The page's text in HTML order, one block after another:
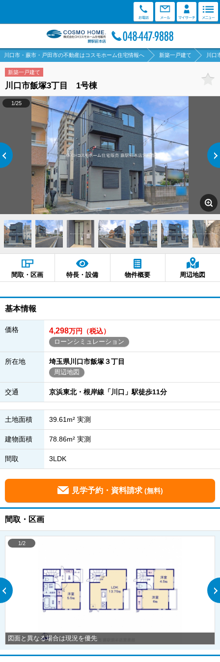
川口市・蕨市・戸田市の不動産はコスモホーム住宅情報へ 新築一戸建て 川口
新築一戸建て
川口市飯塚3丁目 1号棟
1/25
間取・区画 特長・設備 物件概要 周辺地図
基本情報
価格 4,298万円（税込）
ローンシミュレーション
所在地 埼玉県川口市飯塚３丁目
周辺地図
交通 京浜東北・根岸線「川口」駅徒歩11分
土地面積 39.61m² 実測
建物面積 78.86m² 実測
間取 3LDK
見学予約・資料請求 (無料)
間取・区画
図面と異なる場合は現況を優先
1/2